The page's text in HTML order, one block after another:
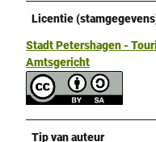
Licentie
Stadt Petershagen -
Amtsgericht
Tip van auteur